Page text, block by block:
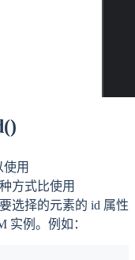
用
方式比使用
选择的元素的 id 属性
实例。例如：